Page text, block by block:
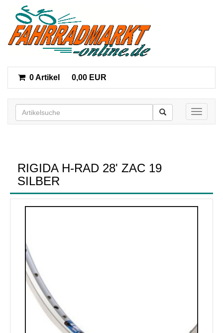
0 Artikel 0,00 EUR
Toggle
RIGIDA H-RAD 28' ZAC 19
SILBER